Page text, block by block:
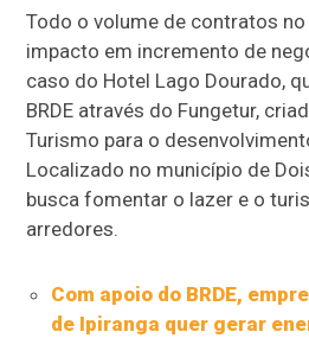
Todo o volume de contratos
impacto em incremento de
caso do Hotel Lago Dourado,
BRDE através do Fungetur,
Turismo para o
Localizado no município de
busca fomentar o lazer e o
arredores.
Com apoio do BRDE,
de Ipiranga quer gerar